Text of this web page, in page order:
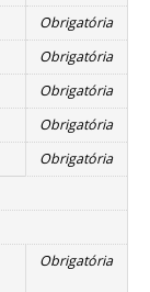
Obrigatória
Obrigatória
Obrigatória
Obrigatória
Obrigatória
Obrigatória